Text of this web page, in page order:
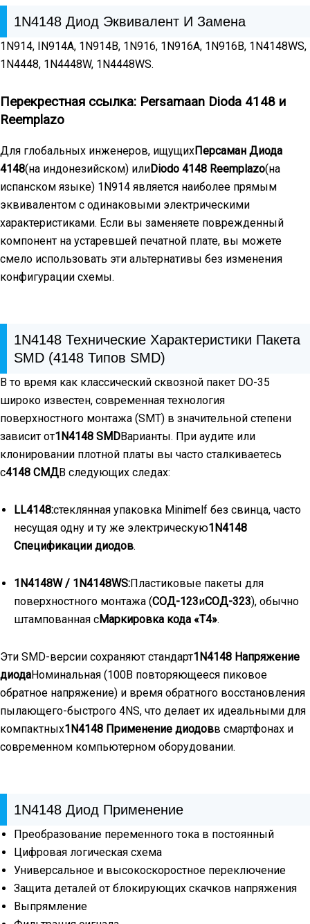
1N4148 Диод Эквивалент И Замена
1N914, IN914A, 1N914B, 1N916, 1N916A, 1N916B, 1N4148WS,
1N4448, 1N4448W, 1N4448WS.
Перекрестная ссылка: Persamaan Dioda 4148 и
Reemplazo
Для глобальных инженеров, ищущихПерсаман Диода
4148(на индонезийском) илиDiodo 4148 Reemplazo(на
испанском языке) 1N914 является наиболее прямым
эквивалентом с одинаковыми электрическими
характеристиками. Если вы заменяете поврежденный
компонент на устаревшей печатной плате, вы можете
смело использовать эти альтернативы без изменения
конфигурации схемы.
1N4148 Технические Характеристики Пакета
SMD (4148 Типов SMD)
В то время как классический сквозной пакет DO-35
широко известен, современная технология
поверхностного монтажа (SMT) в значительной степени
зависит от1N4148 SMDВарианты. При аудите или
клонировании плотной платы вы часто сталкиваетесь
с4148 СМДВ следующих следах:
LL4148:стеклянная упаковка Minimelf без свинца, часто
несущая одну и ту же электрическую1N4148
Спецификации диодов.
1N4148W / 1N4148WS:Пластиковые пакеты для
поверхностного монтажа (СОД-123иСОД-323), обычно
штампованная сМаркировка кода «Т4».
Эти SMD-версии сохраняют стандарт1N4148 Напряжение
диодаНоминальная (100В повторяющееся пиковое
обратное напряжение) и время обратного восстановления
пылающего-быстрого 4NS, что делает их идеальными для
компактных1N4148 Применение диодовв смартфонах и
современном компьютерном оборудовании.
1N4148 Диод Применение
Преобразование переменного тока в постоянный
Цифровая логическая схема
Универсальное и высокоскоростное переключение
Защита деталей от блокирующих скачков напряжения
Выпрямление